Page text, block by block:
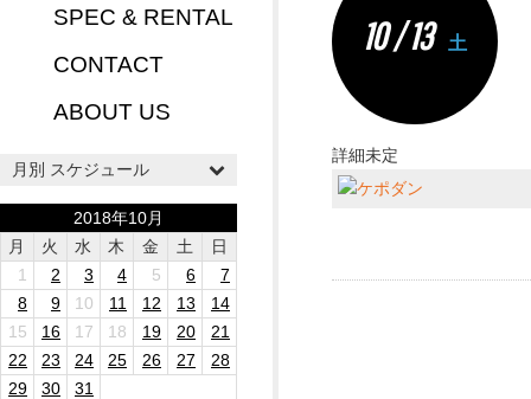
SPEC & RENTAL
CONTACT
ABOUT US
月別 スケジュール
2018年10月
月
火 水 木 金 土
日
1
2 3 4 5 6
7
8
9 10 11 12 13
14
15
16 17 18 19 20
21
22
23 24 25 26 27
28
29
30 31
10 / 13 土
詳細未定